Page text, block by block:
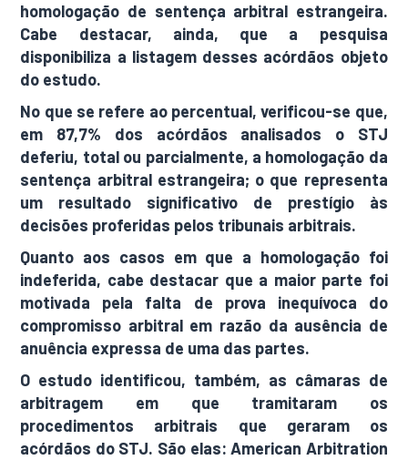
homologação de sentença arbitral estrangeira.
Cabe destacar, ainda, que a pesquisa
disponibiliza a listagem desses acórdãos objeto
do estudo.
No que se refere ao percentual, verificou-se que,
em 87,7% dos acórdãos analisados o STJ
deferiu, total ou parcialmente, a homologação da
sentença arbitral estrangeira; o que representa
um resultado significativo de prestígio às
decisões proferidas pelos tribunais arbitrais.
Quanto aos casos em que a homologação foi
indeferida, cabe destacar que a maior parte foi
motivada pela falta de prova inequívoca do
compromisso arbitral em razão da ausência de
anuência expressa de uma das partes.
O estudo identificou, também, as câmaras de
arbitragem em que tramitaram os
procedimentos arbitrais que geraram os
acórdãos do STJ. São elas: American Arbitration